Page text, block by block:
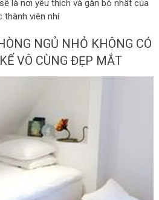
là nơi yêu thích và gắn bó nhất của
thành viên nhí
NGỦ NHỎ KHÔNG CÓ
VÔ CÙNG ĐẸP MẮT